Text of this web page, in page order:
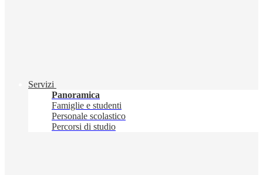
Servizi
Panoramica
Famiglie e studenti
Personale scolastico
Percorsi di studio